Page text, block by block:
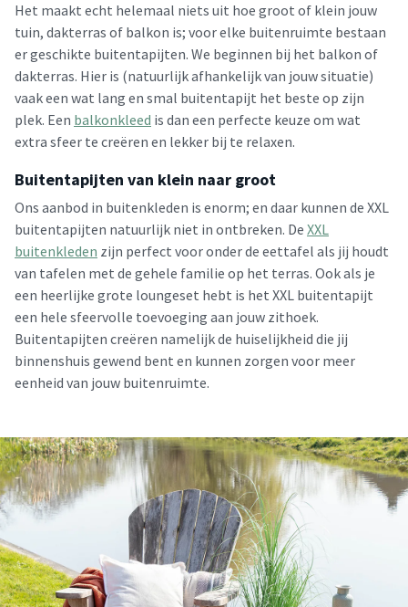
Het maakt echt helemaal niets uit hoe groot of klein jouw
tuin, dakterras of balkon is; voor elke buitenruimte bestaan
er geschikte buitentapijten. We beginnen bij het balkon of
dakterras. Hier is (natuurlijk afhankelijk van jouw situatie)
vaak een wat lang en smal buitentapijt het beste op zijn
plek. Een balkonkleed is dan een perfecte keuze om wat
extra sfeer te creëren en lekker bij te relaxen.
Buitentapijten van klein naar groot
Ons aanbod in buitenkleden is enorm; en daar kunnen de XXL
buitentapijten natuurlijk niet in ontbreken. De XXL
buitenkleden zijn perfect voor onder de eettafel als jij houdt
van tafelen met de gehele familie op het terras. Ook als je
een heerlijke grote loungeset hebt is het XXL buitentapijt
een hele sfeervolle toevoeging aan jouw zithoek.
Buitentapijten creëren namelijk de huiselijkheid die jij
binnenshuis gewend bent en kunnen zorgen voor meer
eenheid van jouw buitenruimte.